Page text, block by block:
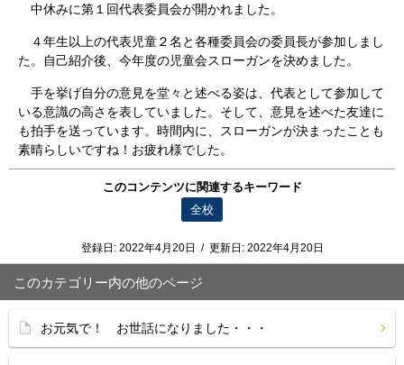
中休みに第１回代表委員会が開かれました。
４年生以上の代表児童２名と各種委員会の委員長が参加しまし
た。自己紹介後、今年度の児童会スローガンを決めました。
手を挙げ自分の意見を堂々と述べる姿は、代表として参加して
いる意識の高さを表していました。そして、意見を述べた友達に
も拍手を送っています。時間内に、スローガンが決まったことも
素晴らしいですね！お疲れ様でした。
このコンテンツに関連するキーワード
全校
登録日: 2022年4月20日 / 更新日: 2022年4月20日
このカテゴリー内の他のページ
お元気で！ お世話になりました・・・